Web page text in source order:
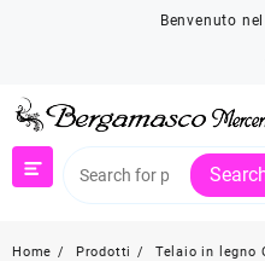
Benvenuto
Home Prodotti Telaio in legno